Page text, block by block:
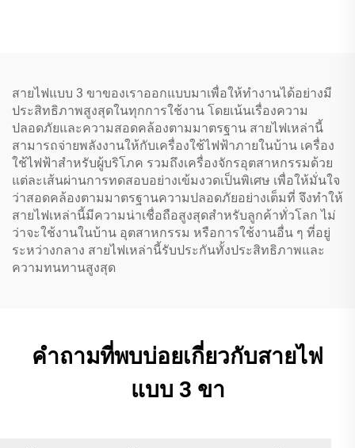
สายไฟแบบ 3 ขาของเราออกแบบมาเพื่อให้ทำงานได้อย่างมี
ประสิทธิภาพสูงสุดในทุกการใช้งาน โดยเน้นเรื่องความ
ปลอดภัยและความสอดคล้องตามมาตรฐาน สายไฟเหล่านี้
สามารถจ่ายพลังงานให้กับเครื่องใช้ไฟฟ้าภายในบ้าน เครื่อง
ใช้ไฟฟ้าสำหรับผู้บริโภค รวมถึงเครื่องจักรอุตสาหกรรมด้วย
แต่ละเส้นผ่านการทดสอบอย่างเข้มงวดเป็นพิเศษ เพื่อให้มั่นใจ
ว่าสอดคล้องตามมาตรฐานความปลอดภัยอย่างเต็มที่ จึงทำให้
สายไฟเหล่านี้มีความน่าเชื่อถือสูงสุดสำหรับลูกค้าทั่วโลก ไม่
ว่าจะใช้งานในบ้าน อุตสาหกรรม หรือการใช้งานอื่น ๆ ที่อยู่
ระหว่างกลาง สายไฟเหล่านี้รับประกันทั้งประสิทธิภาพและ
ความทนทานสูงสุด
คำถามที่พบบ่อยเกี่ยวกับสายไฟ
แบบ 3 ขา